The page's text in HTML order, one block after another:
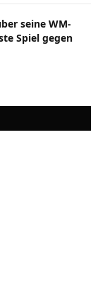
seine WM-
Spiel gegen